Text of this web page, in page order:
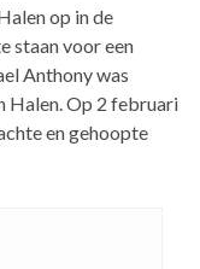
op in de
staan voor een
Anthony was
Halen. Op 2 februari
en gehoopte